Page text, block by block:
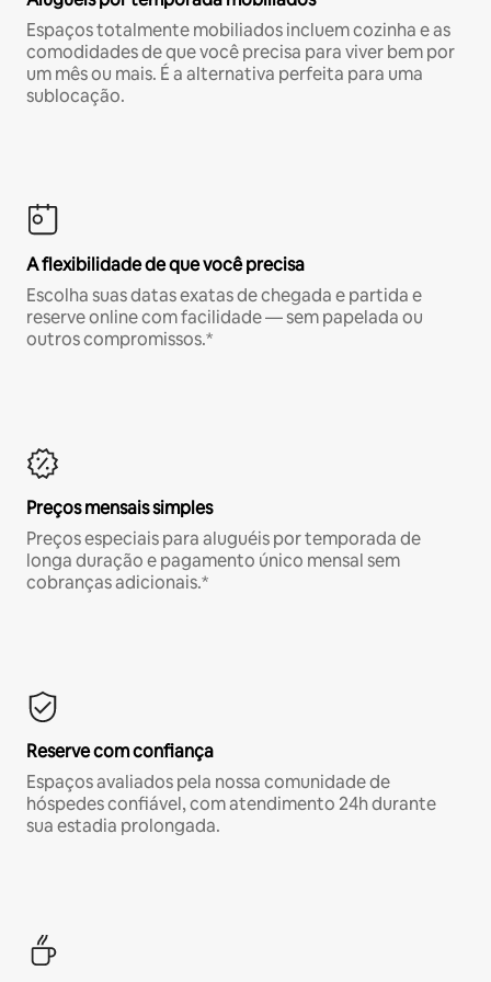
Espaços totalmente mobiliados incluem cozinha e as
comodidades de que você precisa para viver bem por
um mês ou mais. É a alternativa perfeita para uma
sublocação.
A flexibilidade de que você precisa
Escolha suas datas exatas de chegada e partida e
reserve online com facilidade — sem papelada ou
outros compromissos.*
Preços mensais simples
Preços especiais para aluguéis por temporada de
longa duração e pagamento único mensal sem
cobranças adicionais.*
Reserve com confiança
Espaços avaliados pela nossa comunidade de
hóspedes confiável, com atendimento 24h durante
sua estadia prolongada.